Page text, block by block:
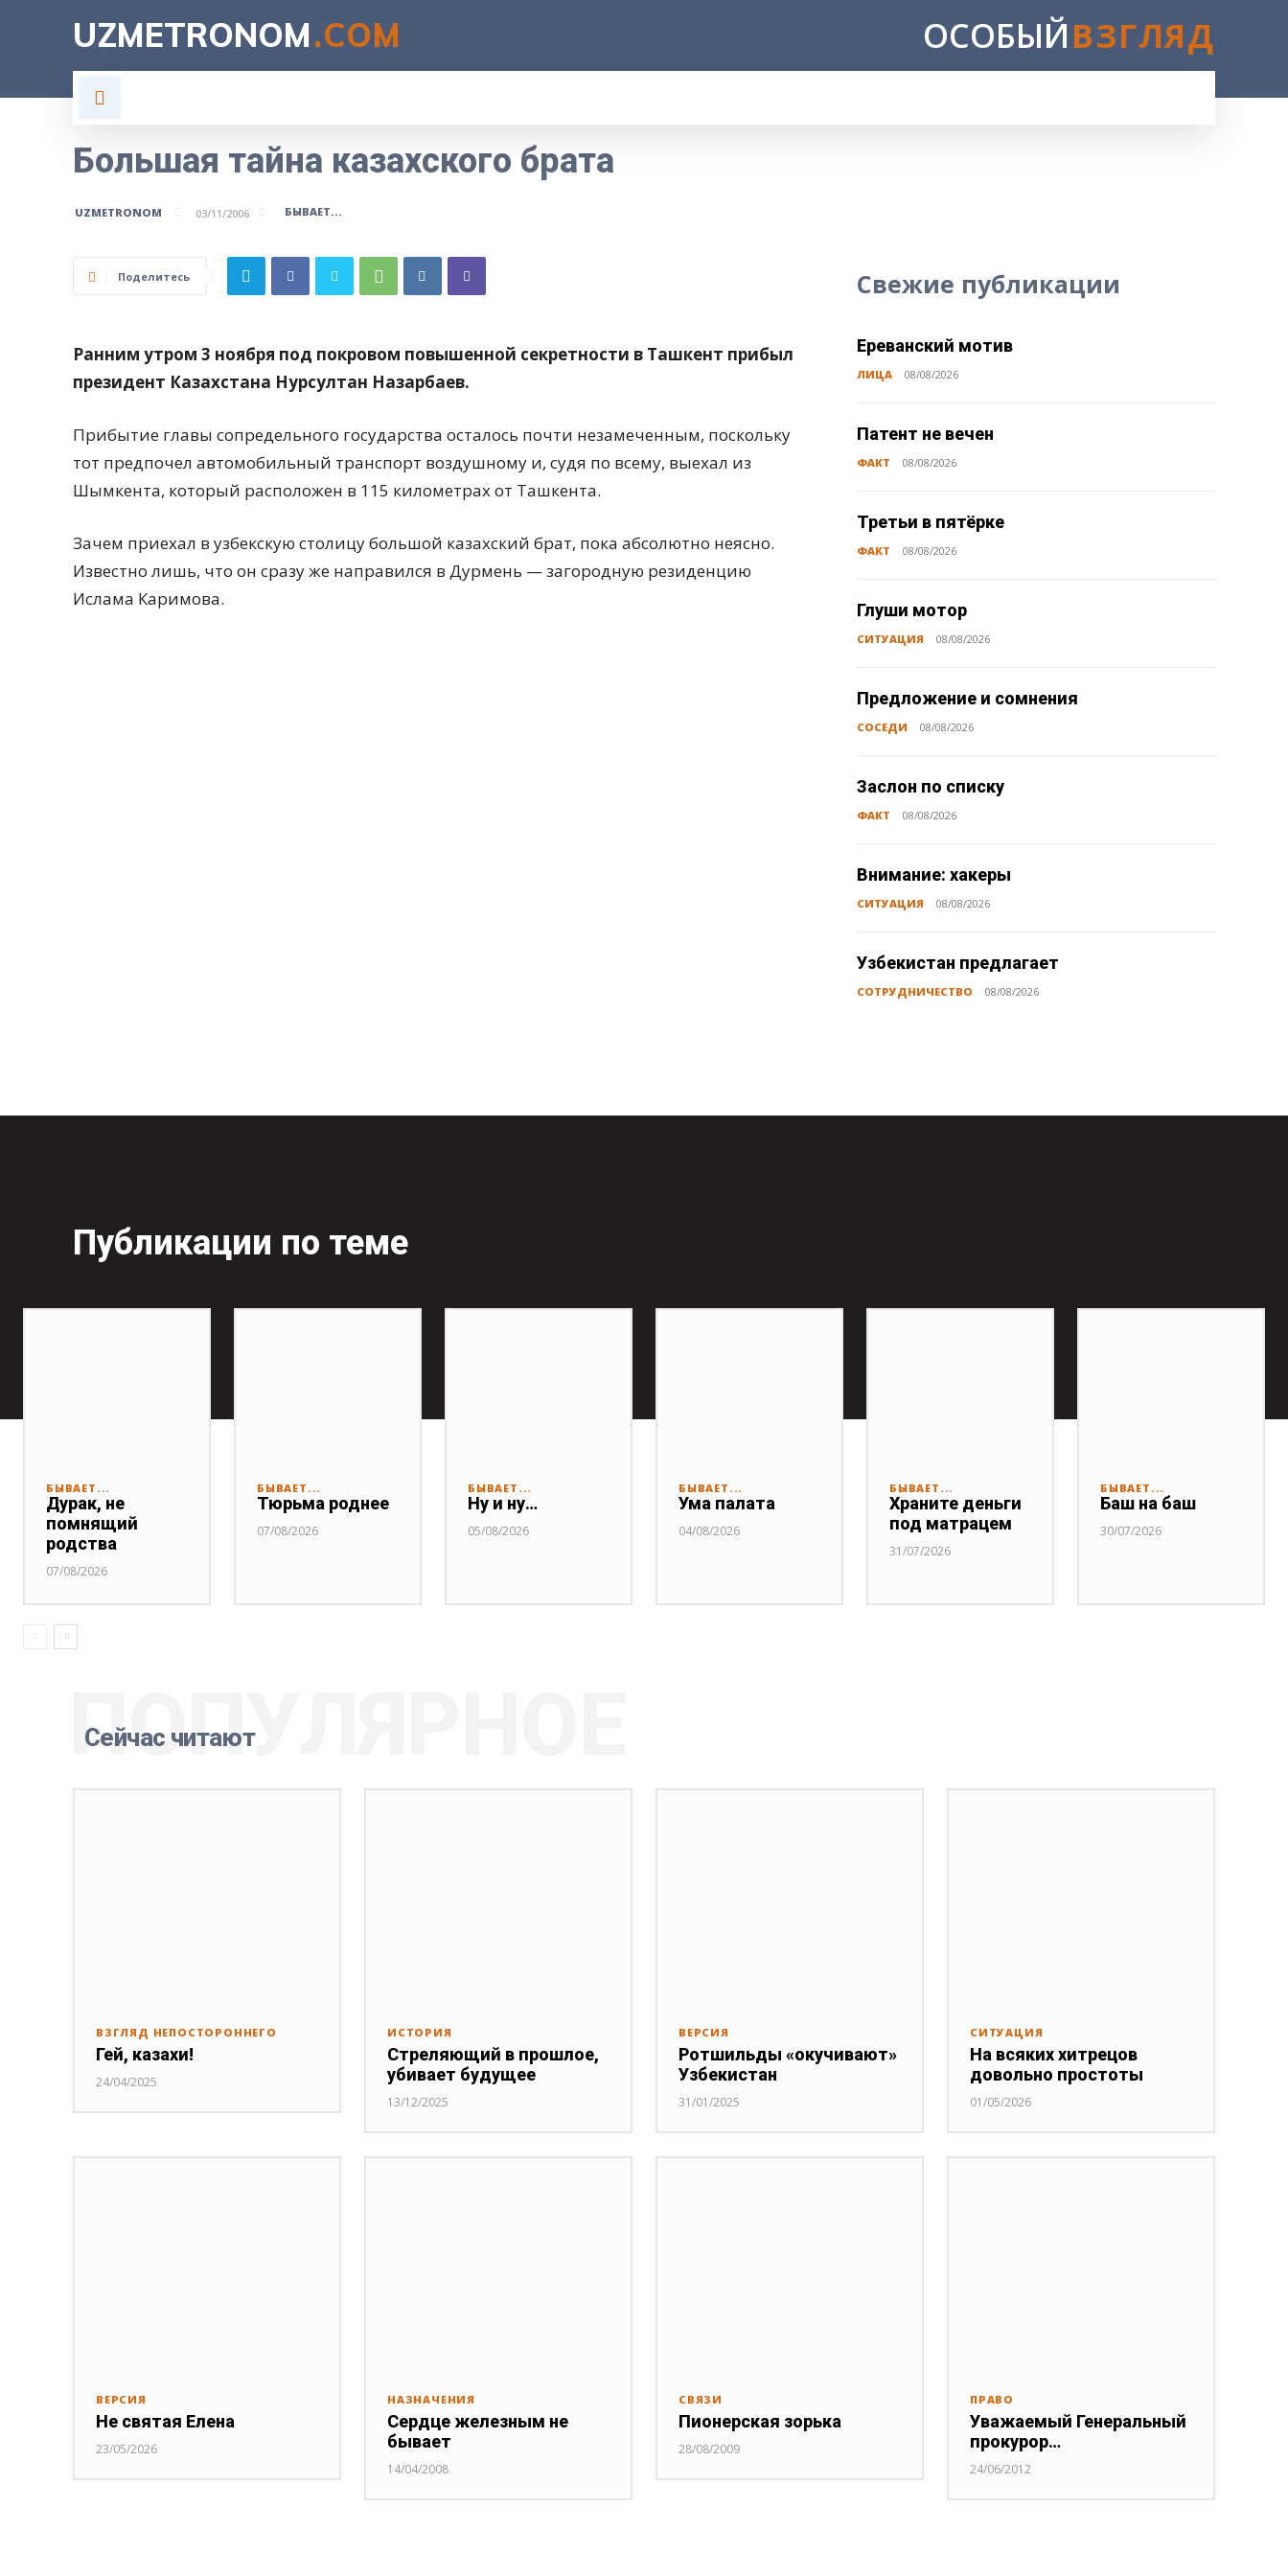
UZMETRONOM.COM ОСОБЫЙВЗГЛЯД
Большая тайна казахского брата
UZMETRONOM 03/11/2006 БЫВАЕТ...
Поделитесь
Ранним утром 3 ноября под покровом повышенной секретности в Ташкент прибыл
президент Казахстана Нурсултан Назарбаев.
Прибытие главы сопредельного государства осталось почти незамеченным, поскольку
тот предпочел автомобильный транспорт воздушному и, судя по всему, выехал из
Шымкента, который расположен в 115 километрах от Ташкента.
Зачем приехал в узбекскую столицу большой казахский брат, пока абсолютно неясно.
Известно лишь, что он сразу же направился в Дурмень — загородную резиденцию
Ислама Каримова.
Свежие публикации
Ереванский мотив
ЛИЦА 08/08/2026
Патент не вечен
ФАКТ 08/08/2026
Третьи в пятёрке
ФАКТ 08/08/2026
Глуши мотор
СИТУАЦИЯ 08/08/2026
Предложение и сомнения
СОСЕДИ 08/08/2026
Заслон по списку
ФАКТ 08/08/2026
Внимание: хакеры
СИТУАЦИЯ 08/08/2026
Узбекистан предлагает
СОТРУДНИЧЕСТВО 08/08/2026
Публикации по теме
БЫВАЕТ...
Дурак, не
помнящий
родства
07/08/2026
БЫВАЕТ...
Тюрьма роднее
07/08/2026
БЫВАЕТ...
Ну и ну…
05/08/2026
БЫВАЕТ...
Ума палата
04/08/2026
БЫВАЕТ...
Храните деньги
под матрацем
31/07/2026
БЫВАЕТ...
Баш на баш
30/07/2026
Сейчас читают
ПОПУЛЯРНОЕ
ВЗГЛЯД НЕПОСТОРОННЕГО
Гей, казахи!
24/04/2025
ИСТОРИЯ
Стреляющий в прошлое,
убивает будущее
13/12/2025
ВЕРСИЯ
Ротшильды «окучивают»
Узбекистан
31/01/2025
СИТУАЦИЯ
На всяких хитрецов
довольно простоты
01/05/2026
ВЕРСИЯ
Не святая Елена
23/05/2026
НАЗНАЧЕНИЯ
Сердце железным не
бывает
14/04/2008
СВЯЗИ
Пионерская зорька
28/08/2009
ПРАВО
Уважаемый Генеральный
прокурор…
24/06/2012